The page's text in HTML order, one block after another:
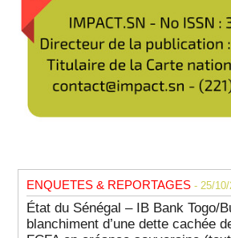
ENQUETES & REPORTAGES - 25/
État du Sénégal – IB Bank Togo/
blanchiment d’une dette cachée